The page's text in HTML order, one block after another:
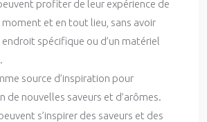
profiter de leur expérience de
et en tout lieu, sans avoir
endroit spécifique ou d’un matériel
source d’inspiration pour
de nouvelles saveurs et d’arômes.
s’inspirer des saveurs et des